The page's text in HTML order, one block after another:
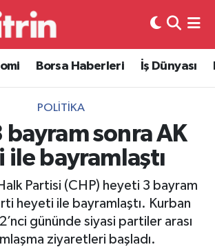
Borsa Haberleri İş Dünyası
POLITIKA
bayram sonra AK
ile bayramlaştı
Partisi (CHP) heyeti 3 bayram
heyeti ile bayramlaştı. Kurban
2’nci gününde siyasi partiler arası
ziyaretleri başladı.
Durumu ve Fikstür
Haberleri